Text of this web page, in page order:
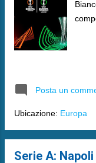
Posta un
Ubicazione: Europa
Serie A: